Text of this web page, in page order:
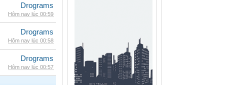
Drograms
Hôm nay lúc 00:59
Drograms
Hôm nay lúc 00:58
Drograms
Hôm nay lúc 00:57